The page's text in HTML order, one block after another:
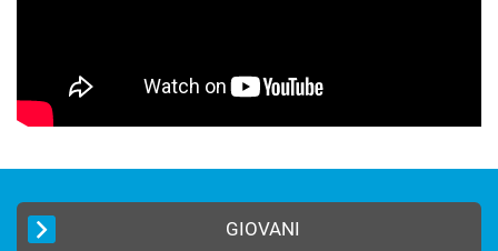
GIOVANI